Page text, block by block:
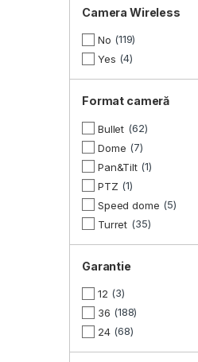
Camera Wireless
No
119
Yes
4
Format cameră
Bullet
62
Dome
7
Pan&Tilt 1
PTZ
1
Speed dome
5
Turret
35
Garantie
12
3
36
188
24 68